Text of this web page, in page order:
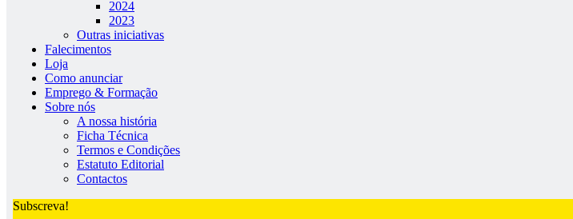
2024
2023
Outras iniciativas
Falecimentos
Loja
Como anunciar
Emprego & Formação
Sobre nós
A nossa história
Ficha Técnica
Termos e Condições
Estatuto Editorial
Contactos
Subscreva!